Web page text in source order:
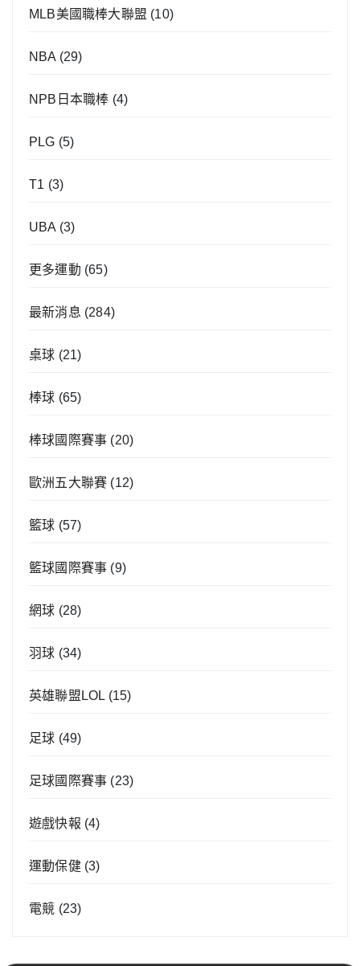
MLB美國職棒大聯盟 (10)
NBA (29)
NPB日本職棒 (4)
PLG (5)
T1 (3)
UBA (3)
更多運動 (65)
最新消息 (284)
桌球 (21)
棒球 (65)
棒球國際賽事 (20)
歐洲五大聯賽 (12)
籃球 (57)
籃球國際賽事 (9)
網球 (28)
羽球 (34)
英雄聯盟LOL (15)
足球 (49)
足球國際賽事 (23)
遊戲快報 (4)
運動保健(3)
電競 (23)